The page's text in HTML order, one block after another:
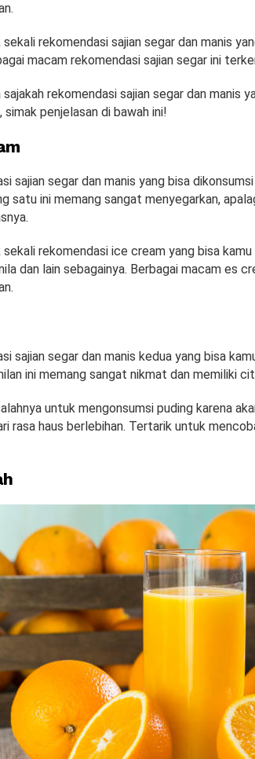
sekali rekomendasi sajian segar dan manis
macam rekomendasi sajian segar ini
sajakah rekomendasi sajian segar dan manis
simak penjelasan di bawah ini!
sajian segar dan manis yang bisa
satu ini memang sangat menyegarkan,
sekali rekomendasi ice cream yang bisa
dan lain sebagainya. Berbagai macam es
sajian segar dan manis kedua yang bisa
ini memang sangat nikmat dan memiliki
untuk mengonsumsi puding karena
rasa haus berlebihan. Tertarik untuk